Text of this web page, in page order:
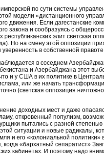
по сути системы
модели «дистанционного
движения. Если дагестанские
закона и сообразуясь с
элит светская
Но на смену этой оппозиции
в собственной
в соседнем
и Азербайджана этот
и у США в их политике в
или же начать
(светская оппозиция
доходных мест и даже
откровенный популизм,
пытались с разной
ситуации и новые радикалы,
и его «колониальной
«бархатный сепаратист»
кабинетах. И поэтому надо